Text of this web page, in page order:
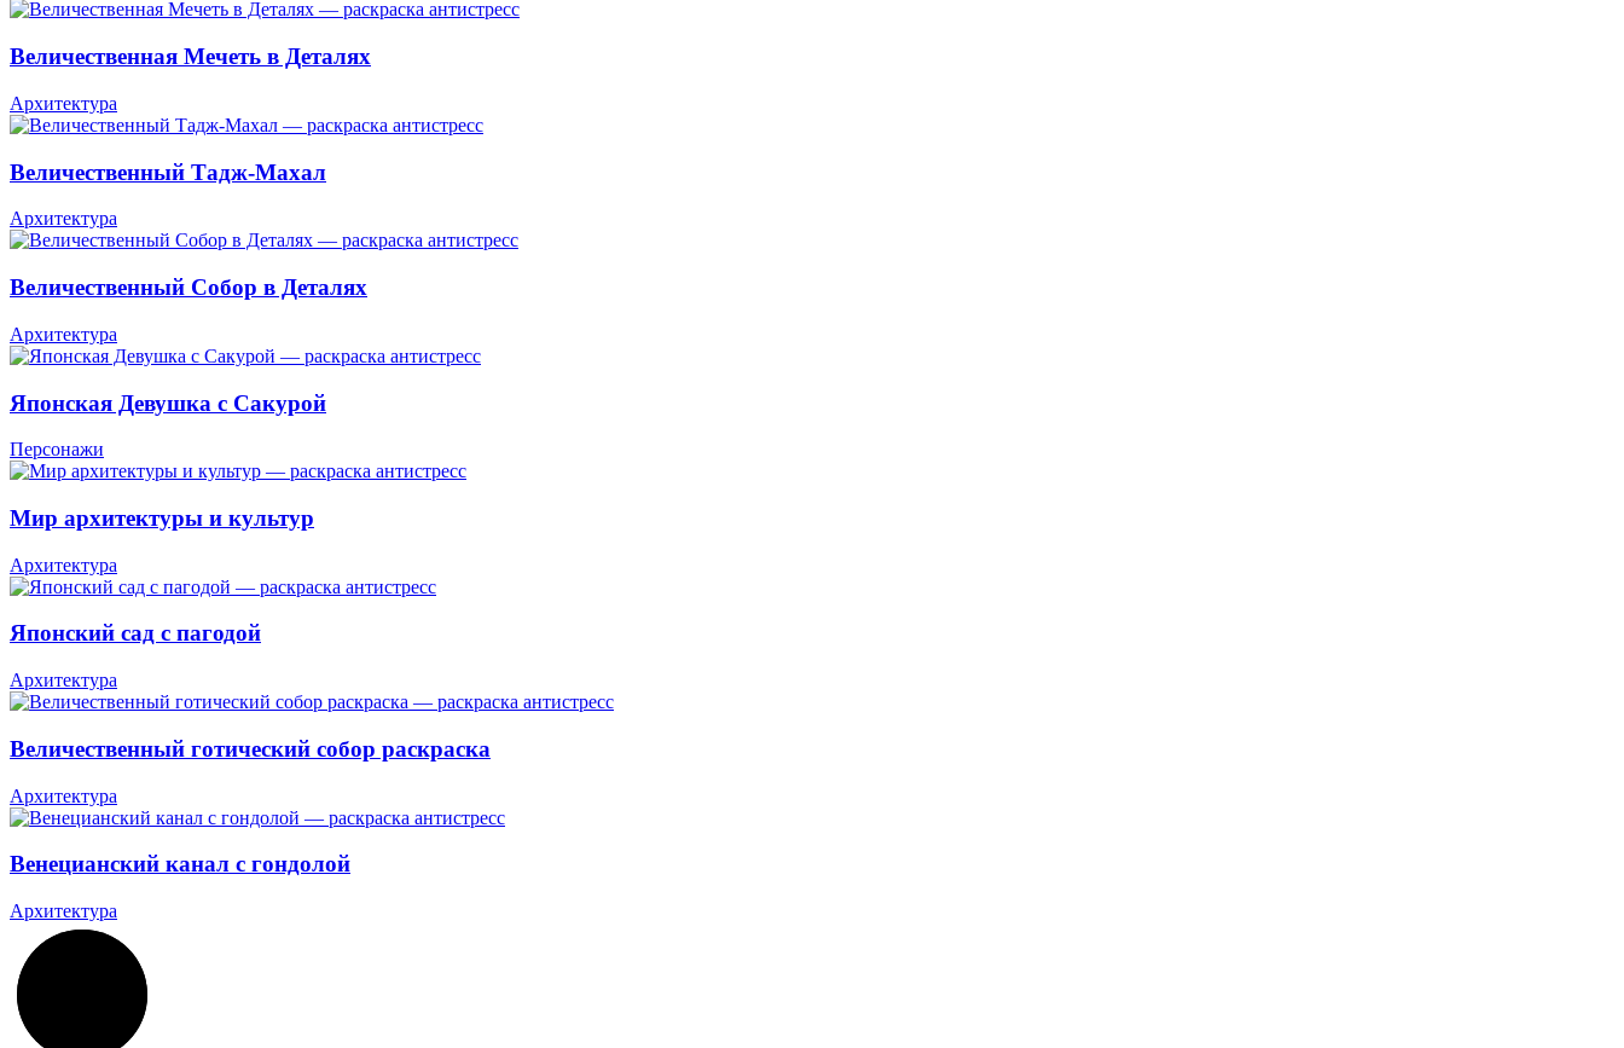
Величественная Мечеть в Деталях
Архитектура
Величественный Тадж-Махал
Архитектура
Величественный Собор в Деталях
Архитектура
Японская Девушка с Сакурой
Персонажи
Мир архитектуры и культур
Архитектура
Японский сад с пагодой
Архитектура
Величественный готический собор раскраска
Архитектура
Венецианский канал с гондолой
Архитектура